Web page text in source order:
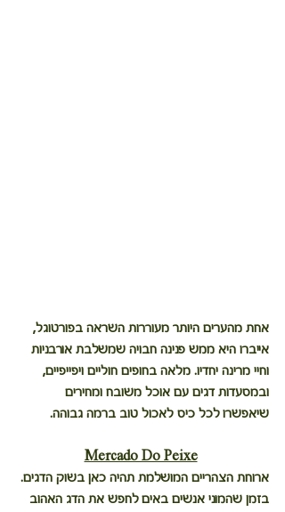
אחת מהערים היותר מעוררות השראה בפורטוגל,
אייברו היא ממש פנינה חבויה שמשלבת אורבניות
וחיי מרינה יחדיו. מלאה בחופים חוליים ויפייפיים,
ובמסעדות דגים עם אוכל משובח ומחירים
שיאפשרו לכל כיס לאכול טוב ברמה גבוהה.
Mercado Do Peixe
ארוחת הצהריים המושלמת תהיה כאן בשוק הדגים.
בזמן שהמוני אנשים באים לחפש את הדג האהוב